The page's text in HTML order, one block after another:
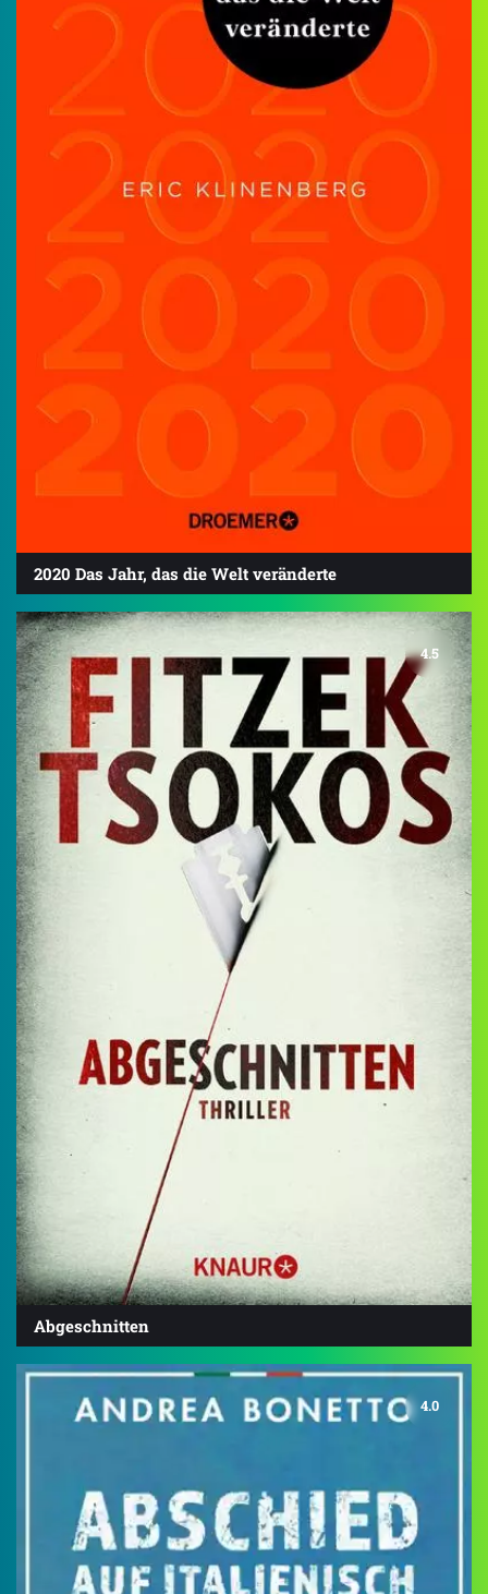
2020 Das Jahr, das die Welt veränderte
4.5
Abgeschnitten
4.0